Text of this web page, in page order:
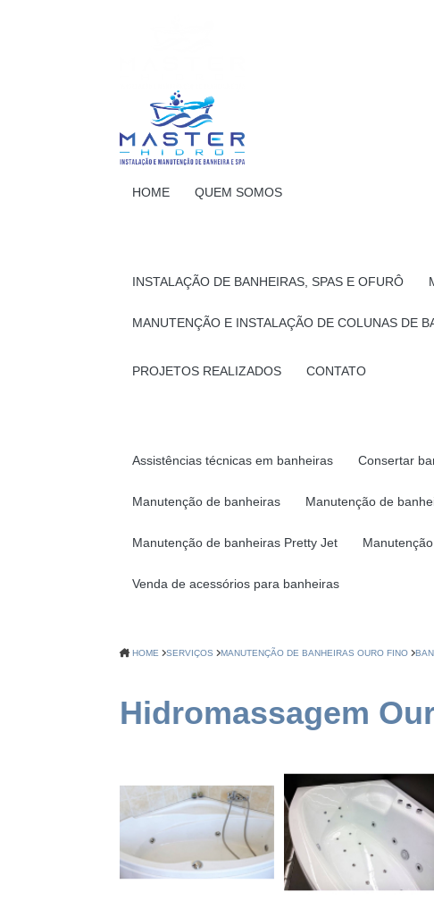
HOME QUEM SOMOS
INSTALAÇÃO DE BANHEIRAS, SPAS E OFURÔ
MANUTENÇÃO E INSTALAÇÃO DE COLUNAS DE
PROJETOS REALIZADOS CONTATO
Assistências técnicas em banheiras Consertar
Manutenção de banheiras Manutenção de
Manutenção de banheiras Pretty Jet
Venda de acessórios para banheiras
HOME SERVIÇOS MANUTENÇÃO DE BANHEIRAS OURO FINO
Hidromassagem